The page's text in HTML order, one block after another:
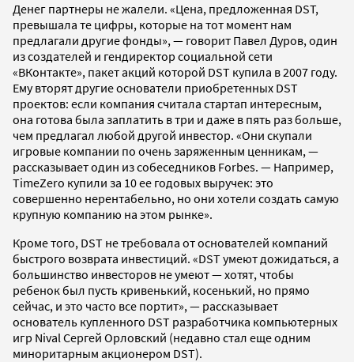
Денег партнеры не жалели. «Цена, предложенная DST,
превышала те цифры, которые на тот момент нам
предлагали другие фонды», — говорит Павел Дуров, один
из создателей и гендиректор социальной сети
«ВКонтакте», пакет акций которой DST купила в 2007 году.
Ему вторят другие основатели приобретенных DST
проектов: если компания считала стартап интересным,
она готова была заплатить в три и даже в пять раз больше,
чем предлагал любой другой инвестор. «Они скупали
игровые компании по очень заряженным ценникам, —
рассказывает один из собеседников Forbes. — Например,
TimeZero купили за 10 ее годовых выручек: это
совершенно нерентабельно, но они хотели создать самую
крупную компанию на этом рынке».
Кроме того, DST не требовала от основателей компаний
быстрого возврата инвестиций. «DST умеют дожидаться, а
большинство инвесторов не умеют — хотят, чтобы
ребенок был пусть кривенький, косенький, но прямо
сейчас, и это часто все портит», — рассказывает
основатель купленного DST разработчика компьютерных
игр Nival Сергей Орловский (недавно стал еще одним
миноритарным акционером DST).